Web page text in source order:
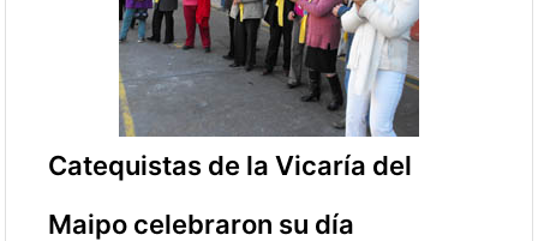
Catequistas de la Vicaría del
Maipo celebraron su día